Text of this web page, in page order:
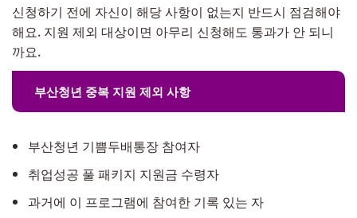
신청하기 전에 자신이 해당 사항이 없는지 반드시 점검해야
해요. 지원 제외 대상이면 아무리 신청해도 통과가 안 되니
까요.
부산청년 중복 지원 제외 사항
부산청년 기쁨두배통장 참여자
취업성공 풀 패키지 지원금 수령자
과거에 이 프로그램에 참여한 기록 있는 자